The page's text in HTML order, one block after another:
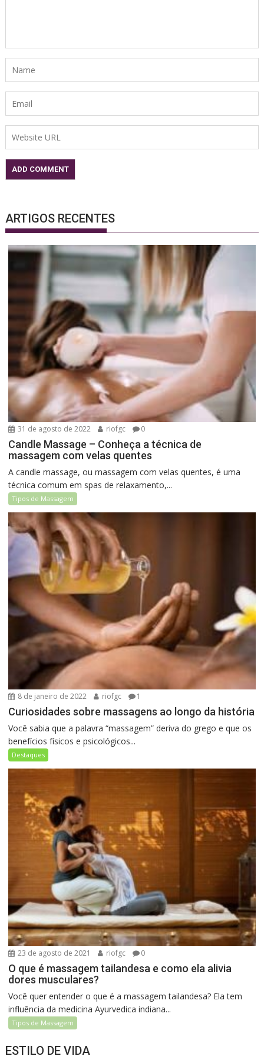
ARTIGOS RECENTES
31 de agosto de 2022 riofgc 0
Candle Massage – Conheça a técnica de
massagem com velas quentes
A candle massage, ou massagem com velas quentes, é uma
técnica comum em spas de relaxamento,...
Tipos de Massagem
8 de janeiro de 2022 riofgc 1
Curiosidades sobre massagens ao longo da história
Você sabia que a palavra “massagem” deriva do grego e que os
benefícios físicos e psicológicos...
Destaques
23 de agosto de 2021 riofgc 0
O que é massagem tailandesa e como ela alivia
dores musculares?
Você quer entender o que é a massagem tailandesa? Ela tem
influência da medicina Ayurvedica indiana...
Tipos de Massagem
ESTILO DE VIDA